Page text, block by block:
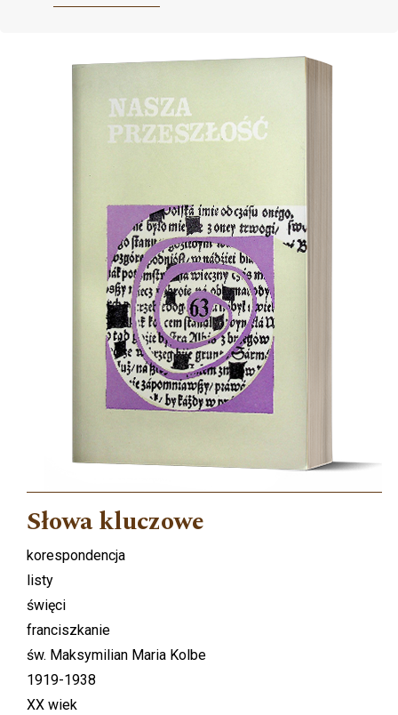
Słowa kluczowe
korespondencja
listy
święci
franciszkanie
św. Maksymilian Maria Kolbe
1919-1938
XX wiek